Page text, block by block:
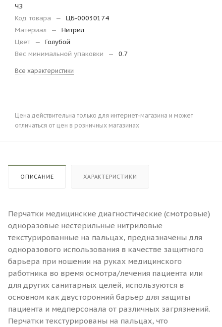
ЧЗ
Код товара
—
ЦБ-00030174
Материал
—
Нитрил
Цвет
—
Голубой
Вес минимальной упаковки
— 0.7
Все характеристики
Цена действительна только для интернет-магазина и может
отличаться от цен в розничных магазинах
ОПИСАНИЕ ХАРАКТЕРИСТИКИ
Перчатки медицинские диагностические (смотровые)
одноразовые нестерильные нитриловые
текстурированные на пальцах, предназначены для
одноразового использования в качестве защитного
барьера при ношении на руках медицинского
работника во время осмотра/лечения пациента или
для других санитарных целей, используются в
основном как двусторонний барьер для защиты
пациента и медперсонала от различных загрязнений.
Перчатки текстурированы на пальцах, что